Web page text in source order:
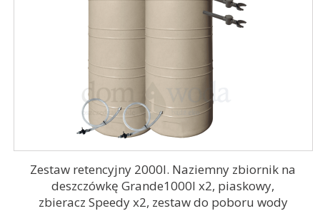
Zestaw retencyjny 2000l. Naziemny zbiornik na
deszczówkę Grande1000l x2, piaskowy,
zbieracz Speedy x2, zestaw do poboru wody